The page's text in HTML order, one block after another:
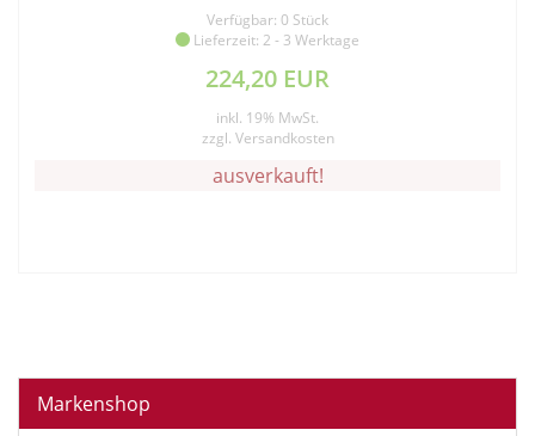
Verfügbar: 0 Stück
Lieferzeit: 2 - 3 Werktage
224,20 EUR
inkl. 19% MwSt.
zzgl. Versandkosten
ausverkauft!
Markenshop